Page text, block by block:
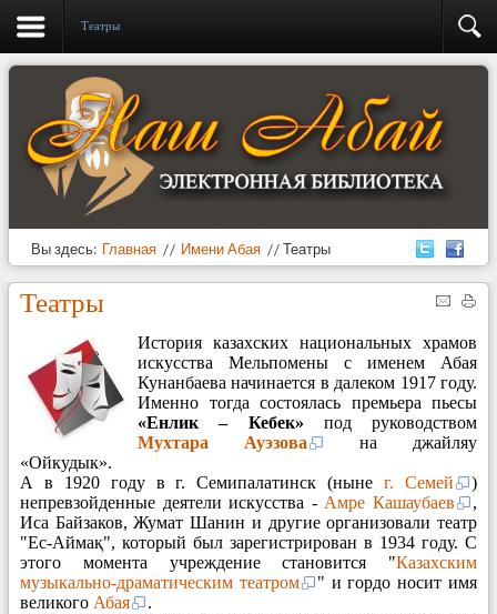
Театры
Вы здесь: Главная // Имени Абая // Театры
Театры
История казахских национальных храмов
искусства Мельпомены с именем Абая
Кунанбаева начинается в далеком 1917 году.
Именно тогда состоялась премьера пьесы
«Енлик – Кебек» под руководством
Мухтара Ауэзова
на джайляу
«Ойкудык».
А в 1920 году в г. Семипалатинск (нынег. Семей
)
непревзойденные деятели искусства - Амре Кашаубаев
,
Иса Байзаков, Жумат Шанин и другие организовали театр
"Ес-Аймақ", который был зарегистрирован в 1934 году. С
этого момента учреждение становится "Казахским
музыкально-драматическим театром
" и гордо носит имя
великого Абая
.